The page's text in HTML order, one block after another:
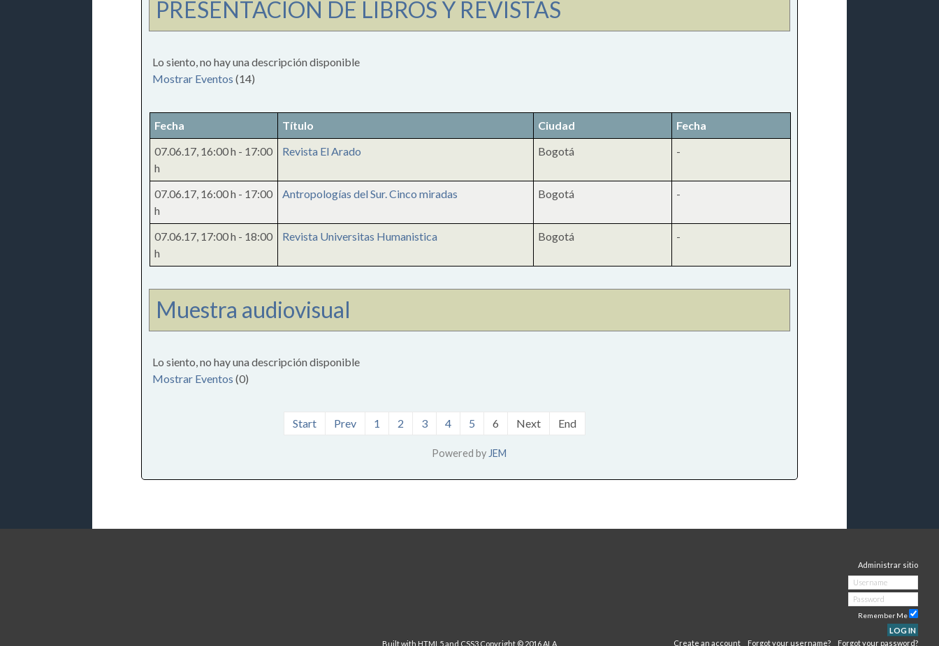
PRESENTACIÓN DE LIBROS Y REVISTAS
Lo siento, no hay una descripción disponible
Mostrar Eventos (14)
Fecha Título Ciudad
Fecha
07.06.17, 16:00 h - 17:00
h
Revista El Arado Bogotá -
07.06.17, 16:00 h - 17:00
h
Antropologías del Sur. Cinco miradas Bogotá -
07.06.17, 17:00 h - 18:00
h
Revista Universitas Humanistica Bogotá -
Muestra audiovisual
Lo siento, no hay una descripción disponible
Mostrar Eventos (0)
Start Prev 1 2 3 4 5 6 Next End
Powered by JEM
Administrar sitio
Remember Me
LOG IN
Forgot your password?
Forgot your username?
Create an account
Built with HTML5 and CSS3 Copyright © 2016 ALA